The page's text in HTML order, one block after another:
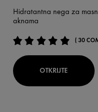
Hidratantna nega za
aknama
( 30
OTKRIJTE